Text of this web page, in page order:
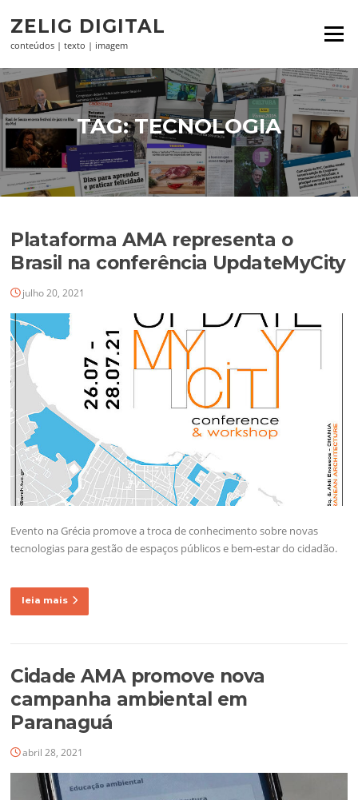
paraZELIG DIGITAL
conteúdos | texto | imagem
Menu
TAG:TECNOLOGIA
Plataforma AMA representa o
Brasil na conferência UpdateMyCity
julho 20, 2021
Evento na Grécia promove a troca de conhecimento sobre novas
tecnologias para gestão de espaços públicos e bem-estar do cidadão.
leia mais
Cidade AMA promove nova
campanha ambiental em
Paranaguá
abril 28, 2021